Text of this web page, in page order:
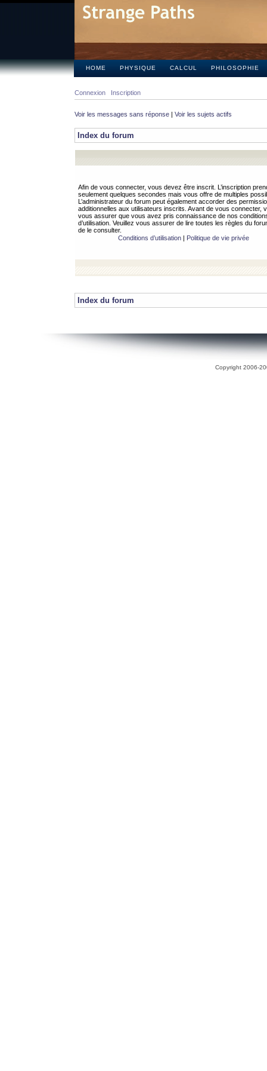
HOME PHYSIQUE CALCUL PHILOSOPHIE
Connexion Inscription
Voir les messages sans réponse | Voir les sujets actifs
Index du forum
Afin de vous connecter, vous devez être inscrit. L’inscription
seulement quelques secondes mais vous offre de multiples
L’administrateur du forum peut également accorder des
additionnelles aux utilisateurs inscrits. Avant de vous connecter,
vous assurer que vous avez pris connaissance de nos
d’utilisation. Veuillez vous assurer de lire toutes les règles du
de le consulter.
Conditions d’utilisation| Politique de vie privée
Index du forum
Copyright 2006-